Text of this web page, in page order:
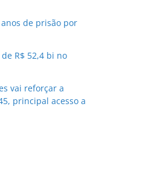
de prisão por
R$ 52,4 bi no
vai reforçar a
principal acesso a